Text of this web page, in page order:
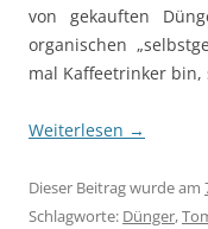
von gekauften
organischen
mal Kaffeetrinker bin,
Weiterlesen →
Dieser Beitrag wurde am
Schlagworte: Dünger,